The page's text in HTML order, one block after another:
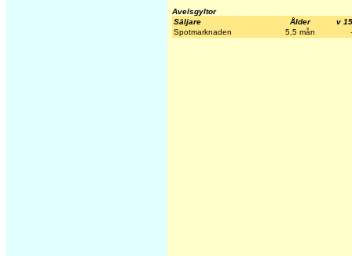
Avelsgyltor
Säljare
Ålder
v 15
Spotmarknaden
5,5 mån -